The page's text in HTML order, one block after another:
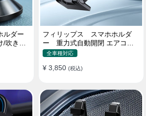
ルダー
吹き出
フィリップス スマホホルダ
ー 重力式自動開閉 エアコン
吹き出し口用 クリップ式 車
全車種対応
¥ 3,850 (税込)